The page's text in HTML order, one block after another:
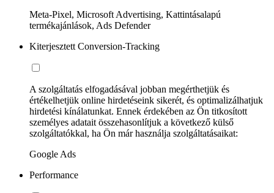
Meta-Pixel, Microsoft Advertising, Kattintásalapú
termékajánlások, Ads Defender
Kiterjesztett Conversion-Tracking
A szolgáltatás elfogadásával jobban megérthetjük és
értékelhetjük online hirdetéseink sikerét, és optimalizálhatjuk
hirdetési kínálatunkat. Ennek érdekében az Ön titkosított
személyes adatait összehasonlítjuk a következő külső
szolgáltatókkal, ha Ön már használja szolgáltatásaikat:
Google Ads
Performance